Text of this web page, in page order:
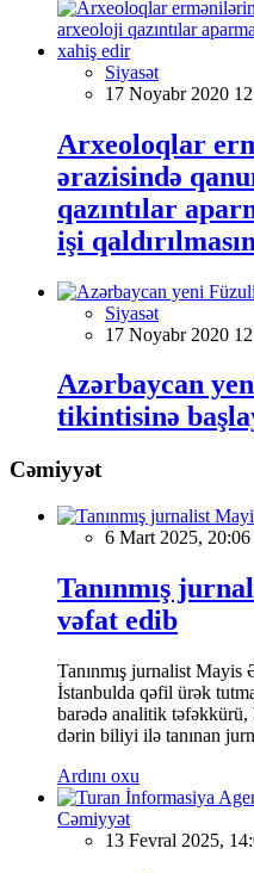
Siyasət
17 Noyabr 2020
Arxeoloqlar
ərazisində
qazıntılar
işi
Siyasət
17 Noyabr 2020
Azərbaycan
tikintisinə
Cəmiyyət
6 Mart 2025, 20:06
Tanınmış
vəfat edib
Tanınmış jurnalist Mayis
İstanbulda qəfil ürək
barədə analitik
dərin biliyi ilə tanınan
Ardını oxu
Cəmiyyət
13 Fevral 2025,